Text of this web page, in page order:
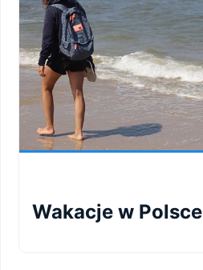
Wakacje w Polsce